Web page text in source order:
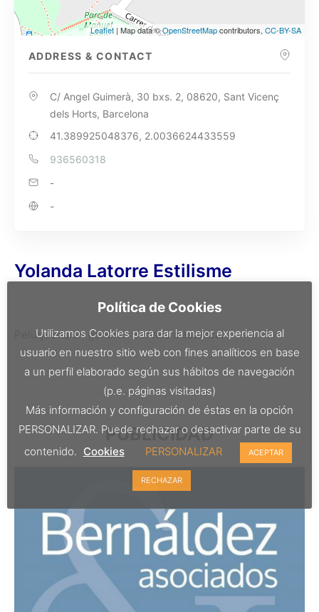
Leaflet| Map data ©OpenStreetMapcontributors, CC-BY-SA
ADDRESS & CONTACT
C/ Angel Guimerà, 30 bxs. 2, 08620, Sant Vicenç
dels Horts, Barcelona
41.389925048376, 2.0036624433559
936560318
-
-
Yolanda Latorre Estilisme
Peluqueria en general. Serveis d’estètica.
PUBLICIDAD
Política de Cookies
Utilizamos Cookies para dar la mejor experiencia al
usuario en nuestro sitio web con fines analíticos en base
a un perfil elaborado según sus hábitos de navegación
(p.e. páginas visitadas)
Más información y configuración de éstas en la opción
PERSONALIZAR. Puede rechazar o desactivar parte de su
contenido. Cookies PERSONALIZAR ACEPTAR
RECHAZAR